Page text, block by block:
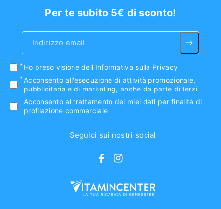
Per te subito 5€ di sconto!
Indirizzo email
Ho preso visionedell'Informativa sulla Privacy
Acconsento all'esecuzione di attività promozionale,
pubblicitaria e di marketing, anche da parte di terzi
Acconsento al trattamento dei miei dati per finalità di
profilazione commerciale
Seguici sui nostri social
F
c
I
s